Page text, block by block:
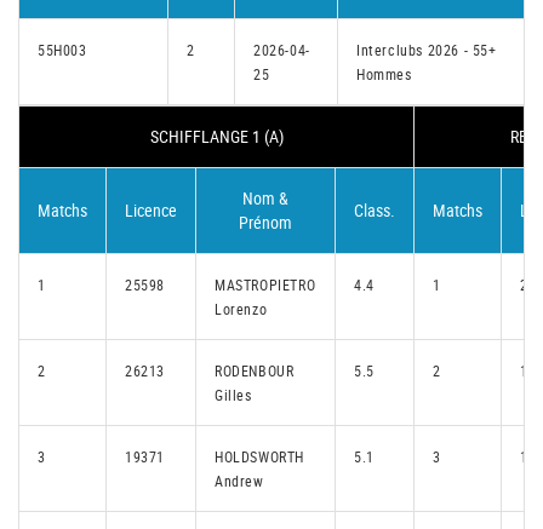
55H003 2
2026-04-
25
Interclubs 2026 - 55+
Hommes
SCHIFFLANGE 1 (A)
Matchs Licence
Nom &
Prénom
Class. Matchs
1 25598
MASTROPIETRO
Lorenzo
4.4 1
2 26213
RODENBOUR
Gilles
5.5 2
3 19371
HOLDSWORTH
Andrew
5.1 3